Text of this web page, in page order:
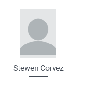
Stewen Corvez